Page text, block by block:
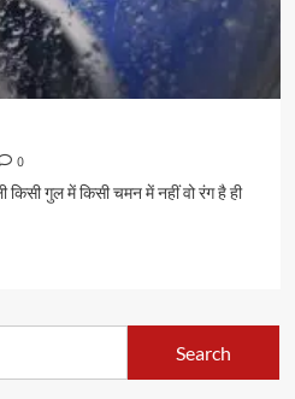
0
गुल में किसी चमन में नहीं वो रंग है ही